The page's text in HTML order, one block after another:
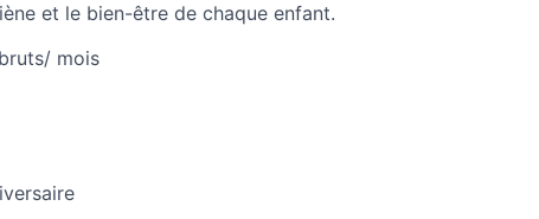
et le bien-être de chaque enfant.
mois